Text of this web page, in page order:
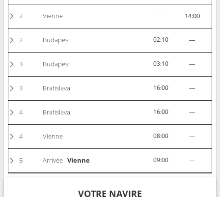
2 Vienne --- 14:00
2 Budapest 02:10 ---
3 Budapest 03:10 ---
3 Bratislava 16:00 ---
4 Bratislava 16:00 ---
4 Vienne 08:00 ---
5 Arrivée :Vienne 09:00 ---
VOTRE NAVIRE